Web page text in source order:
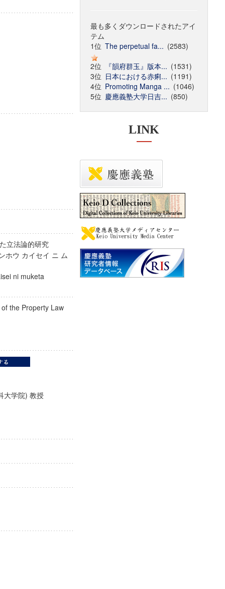
立法論的研究
ホウ カイセイ ニ ム
ni muketa
the Property Law
大学院) 教授
最も多くダウンロードされたアイ
テム
1位 The perpetual fa... (2583)
2位
『韻府群玉』版本... (1531)
3位 日本における赤痢... (1191)
4位 Promoting Manga ... (1046)
5位 慶應義塾大学日吉... (850)
LINK